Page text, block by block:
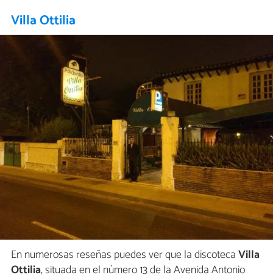
Villa Ottilia
En numerosas reseñas puedes ver que la discotecaVilla
Ottilia, situada en el número 13 de la Avenida Antonio